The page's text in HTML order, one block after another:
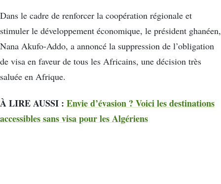
Dans le cadre de renforcer la coopération régionale et
stimuler le développement économique, le président ghanéen,
Nana Akufo-Addo, a annoncé la suppression de l’obligation
de visa en faveur de tous les Africains, une décision très
saluée en Afrique.
À LIRE AUSSI : Envie d’évasion ? Voici les destinations
accessibles sans visa pour les Algériens